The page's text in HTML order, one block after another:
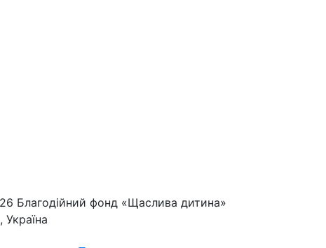
Благодійний фонд «Щаслива дитина»